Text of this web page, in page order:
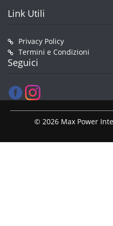
Link Utili
Privacy Policy
Termini e Condizioni
Seguici
© 2026 Max Power